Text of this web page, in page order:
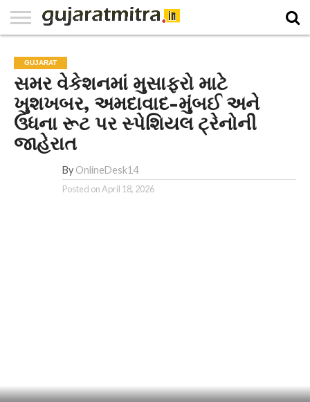
PAPER
NATIONAL
WORLD
BUSINESS
SPORTS
GUJARAT
OPINION
MORE
GUJARAT
સમર વેકેશનમાં મુસાફરો માટે
ખુશખબર, અમદાવાદ-મુંબઈ અને
ઉધના રૂટ પર સ્પેશિયલ ટ્રેનોની
જાહેરાત
By OnlineDesk14
Posted onApril 18, 2026